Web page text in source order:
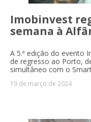
Imobinvest
semana à
A 5.ª edição do evento
de regresso ao Porto,
simultâneo com o
19 de março de 2024